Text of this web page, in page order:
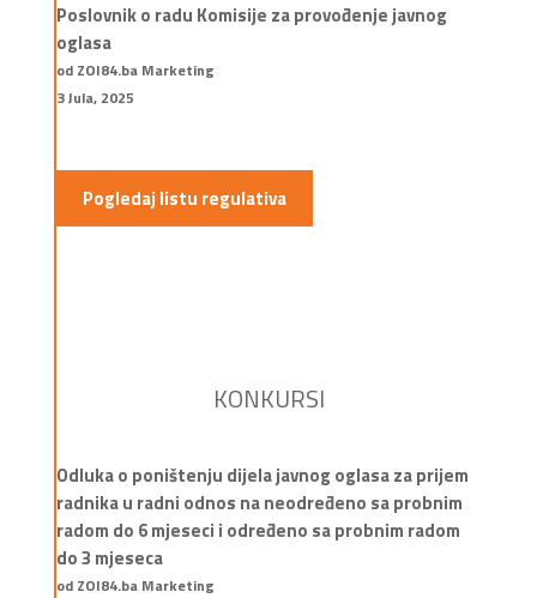
Poslovnik o radu Komisije za provođenje javnog
oglasa
od ZOI84.ba Marketing
3 Jula, 2025
Pogledaj listu regulativa
KONKURSI
Odluka o poništenju dijela javnog oglasa za prijem
radnika u radni odnos na neodređeno sa probnim
radom do 6 mjeseci i određeno sa probnim radom
do 3 mjeseca
od ZOI84.ba Marketing